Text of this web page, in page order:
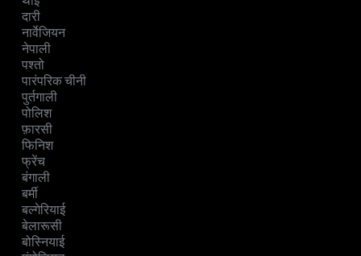
दारी
नार्वेजियन
नेपाली
पश्तो
पारंपरिक चीनी
पुर्तगाली
पोलिश
फ़ारसी
फिनिश
फ्रेंच
बंगाली
बर्मी
बल्गेरियाई
बेलारूसी
बोस्नियाई